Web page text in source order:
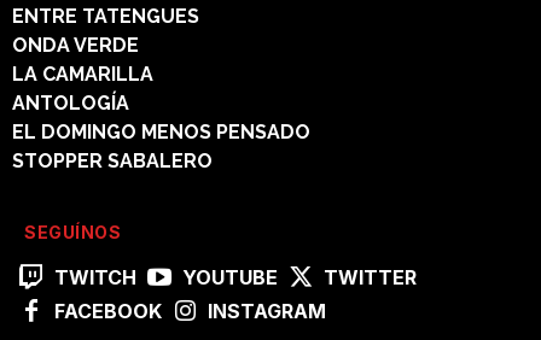
ENTRE TATENGUES
ONDA VERDE
LA CAMARILLA
ANTOLOGÍA
EL DOMINGO MENOS PENSADO
STOPPER SABALERO
SEGUÍNOS
TWITCH YOUTUBE
TWITTER
FACEBOOK
INSTAGRAM